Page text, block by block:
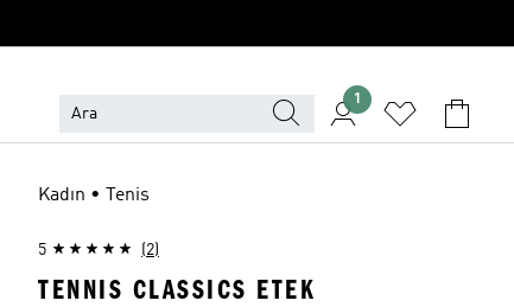
1
Kadın • Tenis
5 (2)
TENNIS CLASSICS ETEK